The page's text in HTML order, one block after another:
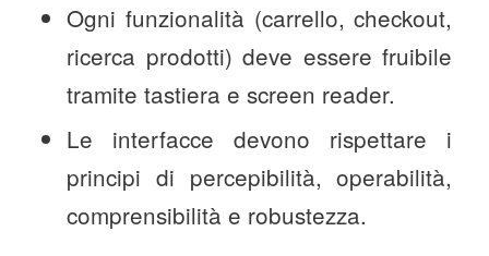
Ogni funzionalità (carrello, checkout,
ricerca prodotti) deve essere fruibile
tramite tastiera e screen reader.
Le interfacce devono rispettare i
principi di percepibilità, operabilità,
comprensibilità e robustezza.